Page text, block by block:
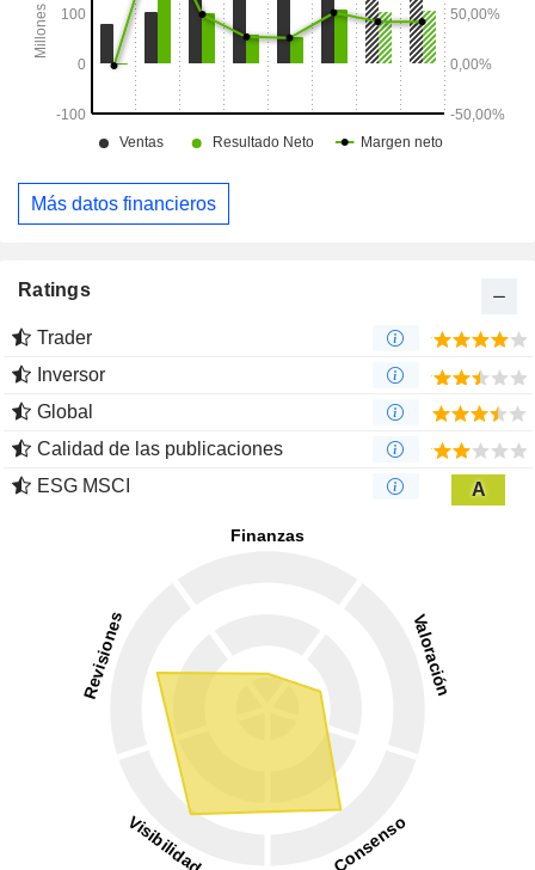
Más datos financieros
Ratings
Trader
Inversor
Global
Calidad de las publicaciones
ESG MSCI
A